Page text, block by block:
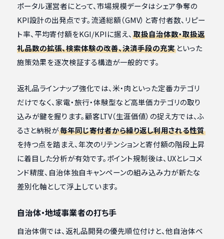
ポータル運営者にとって、市場規模データはシェア争奪の
KPI設計の出発点です。流通総額（GMV）と寄付者数、リピー
ト率、平均寄付額をKGI/KPIに据え、 取扱自治体数・取扱返
礼品数の拡張、検索体験の改善、決済手段の充実といった
施策効果を逐次検証する構造が一般的です。
返礼品ラインナップ強化では、米・肉といった定番カテゴリ
だけでなく、家電・旅行・体験型など高単価カテゴリの取り
込みが鍵を握ります。顧客LTV（生涯価値）の捉え方では、ふ
るさと納税が毎年同じ寄付者から繰り返し利用される性質
を持つ点を踏まえ、年次のリテンションと寄付額の階段上昇
に着目した分析が有効です。ポイント規制後は、UXとレコメ
ンド精度、自治体独自キャンペーンの組み込み力が新たな
差別化軸として浮上しています。
自治体・地域事業者の打ち手
自治体側では、返礼品開発の優先順位付けと、他自治体ベ